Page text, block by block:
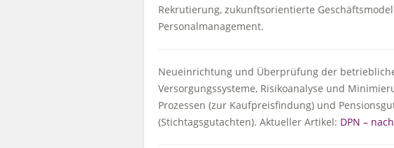
Rekrutierung, zukunftsorientierte
Personalmanagement.
Neueinrichtung und Überprüfung der
Versorgungssysteme, Risikoanalyse und
Prozessen (zur Kaufpreisfindung) und
(Stichtagsgutachten). Aktueller Artikel: DPN –